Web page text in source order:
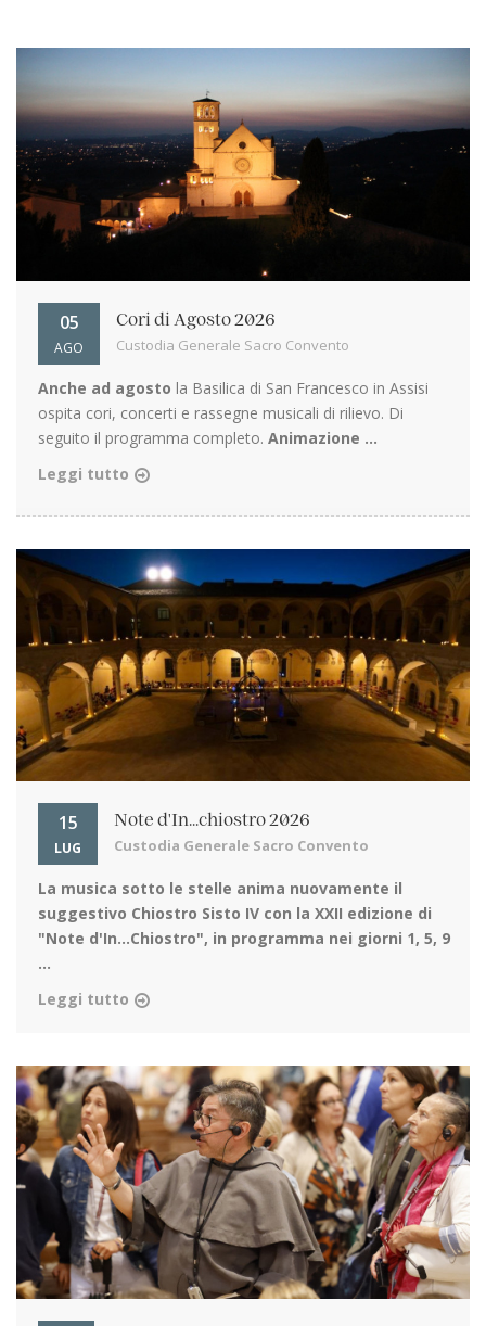
05
AGO
Cori di Agosto 2026
Custodia Generale Sacro Convento
Anche ad agosto la Basilica di San Francesco in Assisi
ospita cori, concerti e rassegne musicali di rilievo. Di
seguito il programma completo. Animazione ...
Leggi tutto
15
LUG
Note d'In...chiostro 2026
Custodia Generale Sacro Convento
La musica sotto le stelle anima nuovamente il
suggestivo Chiostro Sisto IV con la XXII edizione di
"Note d'In…Chiostro", in programma nei giorni 1, 5, 9
...
Leggi tutto